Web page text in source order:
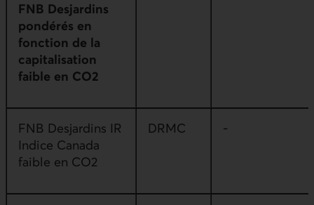
FNB Desjardins
pondérés en
fonction de la
capitalisation
faible en CO2
FNB Desjardins IR
Indice Canada
faible en CO2
DRMC -